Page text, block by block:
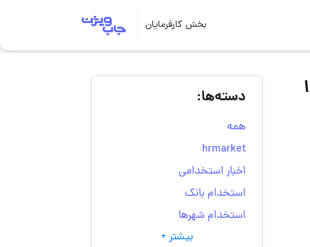
بخش کارفرمایان
دسته‌ها:
همه
hrmarket
اخبار استخدامی
استخدام بانک
استخدام شهرها
انتخاب مسیر شغلی
بیشتر +